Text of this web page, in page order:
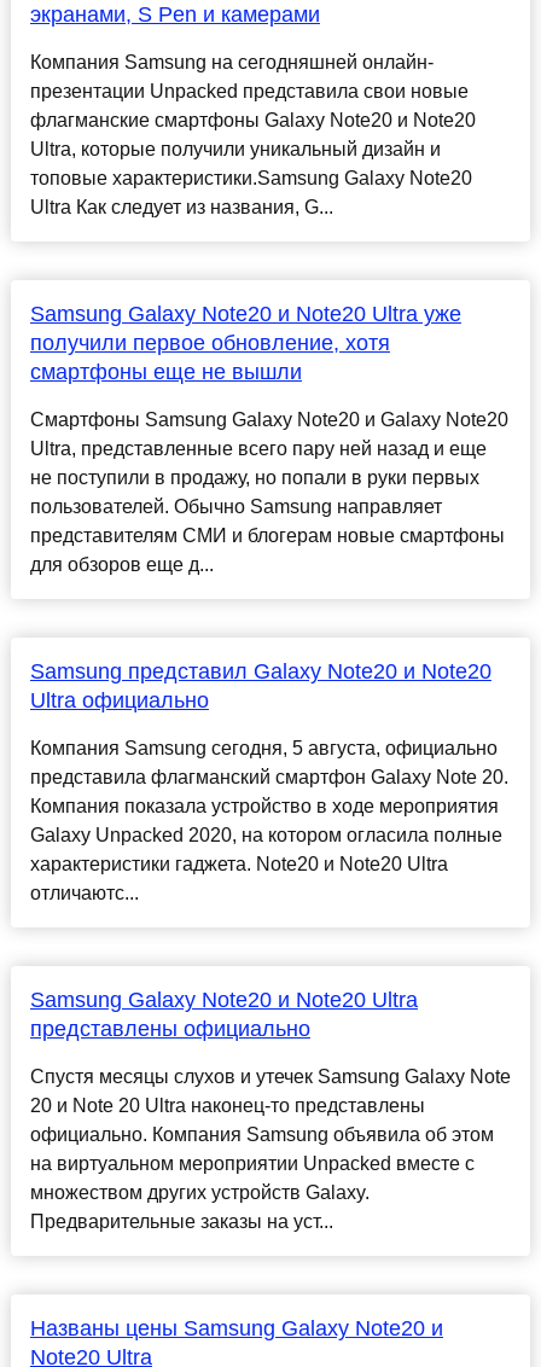
экранами, S Pen и камерами
Компания Samsung на сегодняшней онлайн-
презентации Unpacked представила свои новые
флагманские смартфоны Galaxy Note20 и Note20
Ultra, которые получили уникальный дизайн и
топовые характеристики.Samsung Galaxy Note20
Ultra Как следует из названия, G...
Samsung Galaxy Note20 и Note20 Ultra уже
получили первое обновление, хотя
смартфоны еще не вышли
Смартфоны Samsung Galaxy Note20 и Galaxy Note20
Ultra, представленные всего пару ней назад и еще
не поступили в продажу, но попали в руки первых
пользователей. Обычно Samsung направляет
представителям СМИ и блогерам новые смартфоны
для обзоров еще д...
Samsung представил Galaxy Note20 и Note20
Ultra официально
Компания Samsung сегодня, 5 августа, официально
представила флагманский смартфон Galaxy Note 20.
Компания показала устройство в ходе мероприятия
Galaxy Unpacked 2020, на котором огласила полные
характеристики гаджета. Note20 и Note20 Ultra
отличаютс...
Samsung Galaxy Note20 и Note20 Ultra
представлены официально
Спустя месяцы слухов и утечек Samsung Galaxy Note
20 и Note 20 Ultra наконец-то представлены
официально. Компания Samsung объявила об этом
на виртуальном мероприятии Unpacked вместе с
множеством других устройств Galaxy.
Предварительные заказы на уст...
Названы цены Samsung Galaxy Note20 и
Note20 Ultra